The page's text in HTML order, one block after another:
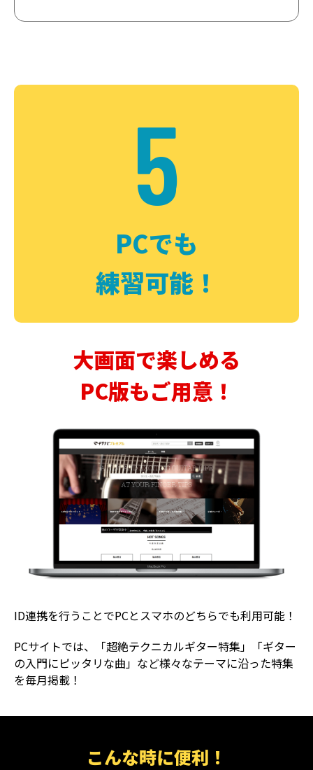
5
PCでも
練習可能！
大画面で楽しめる
PC版もご用意！
ID連携を行うことでPCとスマホのどちらでも利用可能！
PCサイトでは、「超絶テクニカルギター特集」「ギター
の入門にピッタリな曲」など様々なテーマに沿った特集
を毎月掲載！
こんな時に便利！